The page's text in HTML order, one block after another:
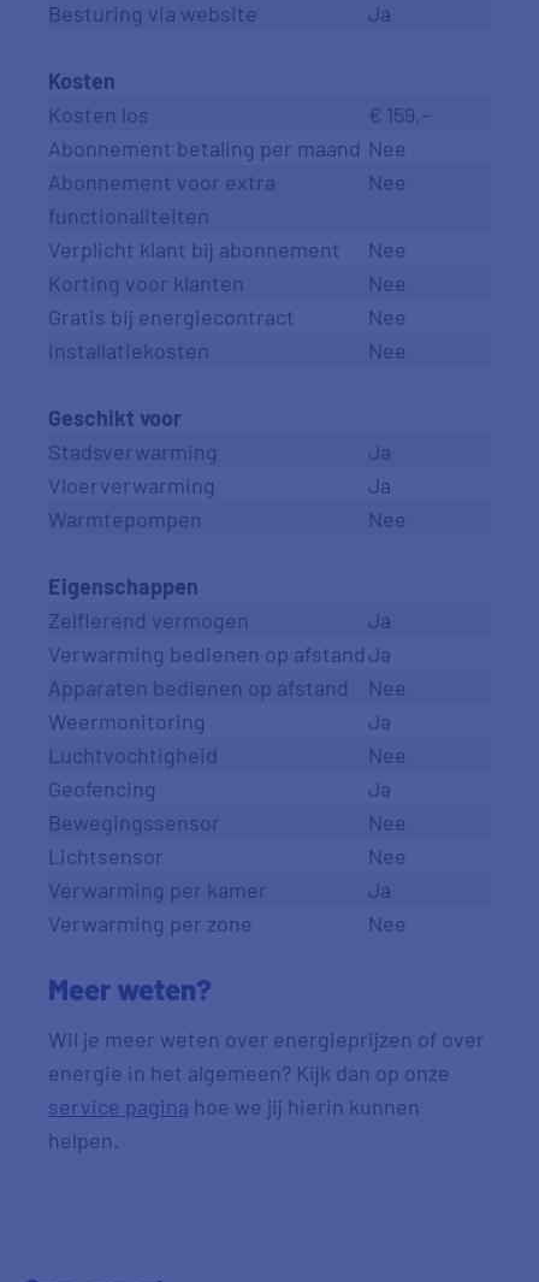
Besturing via website
Ja
Kosten
Kosten los
€ 159,-
Abonnement betaling per maand Nee
Abonnement voor extra
functionaliteiten
Nee
Verplicht klant bij abonnement
Nee
Korting voor klanten
Nee
Gratis bij energiecontract
Nee
Installatiekosten
Nee
Geschikt voor
Stadsverwarming
Ja
Vloerverwarming
Ja
Warmtepompen
Nee
Eigenschappen
Zelflerend vermogen
Ja
Verwarming bedienen op afstand Ja
Apparaten bedienen op afstand
Nee
Weermonitoring
Ja
Luchtvochtigheid
Nee
Geofencing
Ja
Bewegingssensor
Nee
Lichtsensor
Nee
Verwarming per kamer
Ja
Verwarming per zone
Nee
Meer weten?
Wil je meer weten over energieprijzen of over
energie in het algemeen? Kijk dan op onze
service pagina hoe we jij hierin kunnen
helpen.